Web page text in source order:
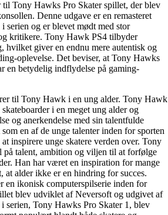
Tony Hawks Pro Skater spillet, der blev
Denne udgave er en remasteret
serien og er blevet mødt med stor
kritikere. Tony Hawk PS4 tilbyder
hvilket giver en endnu mere autentisk og
oplevelse. Det beviser, at Tony Hawks
en betydelig indflydelse på gaming-
til Tony Hawk i en ung alder. Tony Hawk
i en meget ung alder og
og anerkendelse med sin talentfulde
en af de unge talenter inden for sporten
inspirere unge skatere verden over. Tony
på talent, ambition og viljen til at forfølge
Han har været en inspiration for mange
at alder ikke er en hindring for succes.
en ikonisk computerspilserie inden for
blev udviklet af Neversoft og udgivet af
serien, Tony Hawks Pro Skater 1, blev